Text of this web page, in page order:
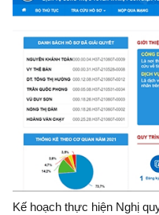
Kế hoạch thực hiện Nghị